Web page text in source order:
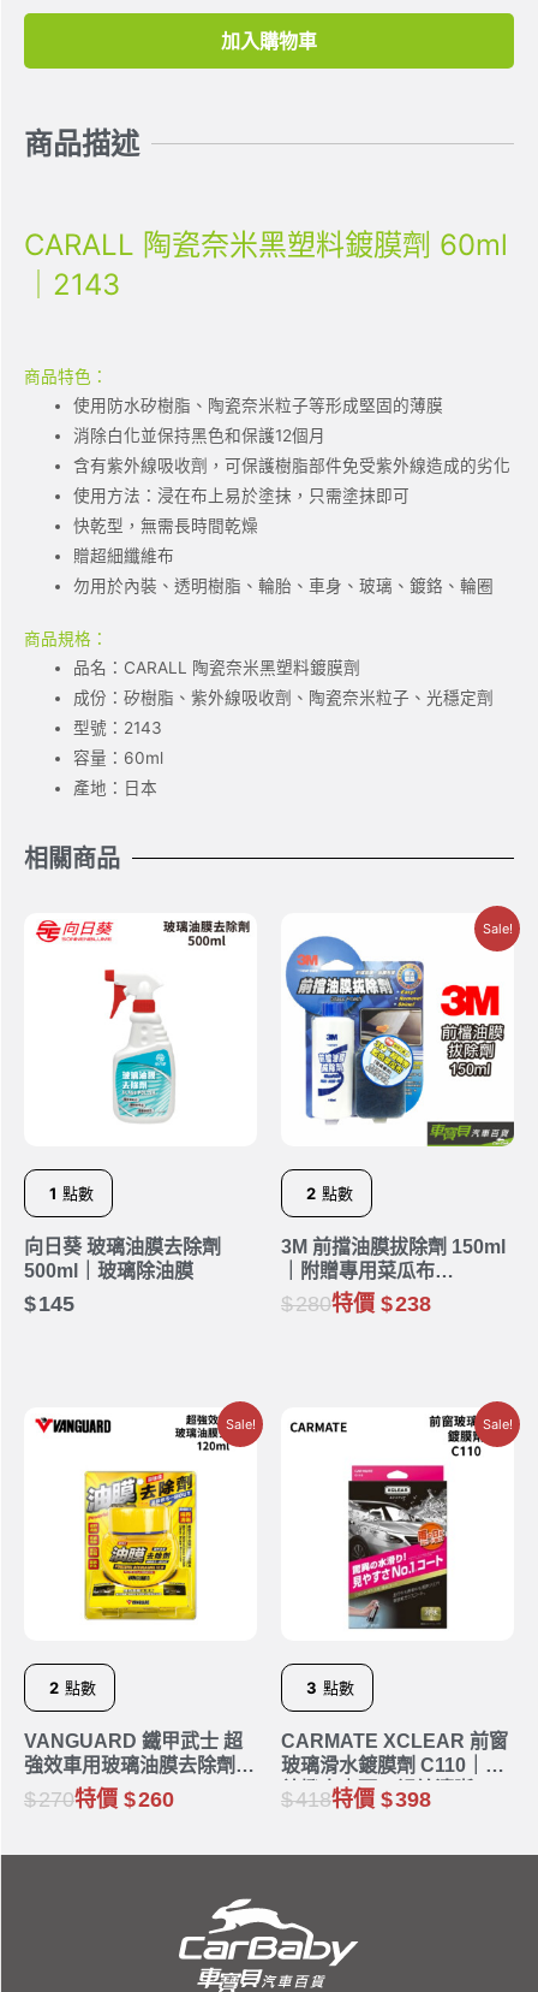
加入購物車
商品描述
CARALL 陶瓷奈米黑塑料鍍膜劑 60ml
｜2143
商品特色：
使用防水矽樹脂、陶瓷奈米粒子等形成堅固的薄膜
消除白化並保持黑色和保護12個月
含有紫外線吸收劑，可保護樹脂部件免受紫外線造成的劣化
使用方法：浸在布上易於塗抹，只需塗抹即可
快乾型，無需長時間乾燥
贈超細纖維布
勿用於內裝、透明樹脂、輪胎、車身、玻璃、鍍鉻、輪圈
商品規格：
品名：CARALL 陶瓷奈米黑塑料鍍膜劑
成份：矽樹脂、紫外線吸收劑、陶瓷奈米粒子、光穩定劑
型號：2143
容量：60ml
產地：日本
相關商品
1 點數
向日葵 玻璃油膜去除劑
500ml｜玻璃除油膜
145
Sale!
2 點數
3M 前擋油膜拔除劑 150ml
｜附贈專用菜瓜布
PN38051
280特價 238
Sale!
2 點數
VANGUARD 鐵甲武士 超
強效車用玻璃油膜去除劑
120ml
270特價 260
Sale!
3 點數
CARMATE XCLEAR 前窗
玻璃滑水鍍膜劑 C110｜高
效撥水｜雨天視線清晰
418特價 398